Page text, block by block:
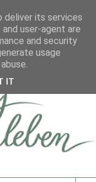
deliver its services
user-agent are
and security
usage
IT